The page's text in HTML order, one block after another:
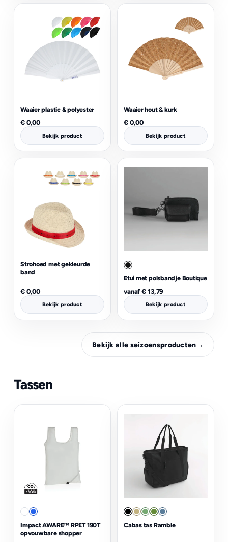
Waaier plastic & polyester
€0,00
Bekijk product
Waaier hout & kurk
€0,00
Bekijk product
Strohoed met gekleurde
band
€0,00
Bekijk product
Etui met polsbandje Boutique
vanaf€ 13,79
Bekijk product
Bekijk alle seizoensproducten→
Tassen
Impact AWARE™ RPET 190T
opvouwbare shopper
Cabas tas Ramble